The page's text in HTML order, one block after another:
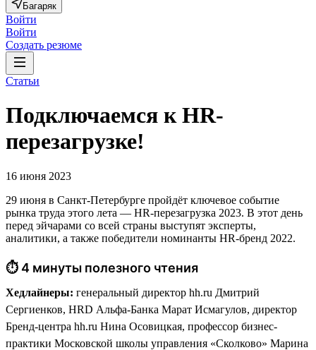
Багаряк
Войти
Войти
Создать резюме
Статьи
Подключаемся к HR-
перезагрузке!
16 июня 2023
29 июня в Санкт-Петербурге пройдёт ключевое событие
рынка труда этого лета — HR-перезагрузка 2023. В этот день
перед эйчарами со всей страны выступят эксперты,
аналитики, а также победители номинанты HR-бренд 2022.
⏱ 4 минуты полезного чтения
Хедлайнеры: генеральный директор hh.ru Дмитрий
Сергиенков, HRD Альфа-Банка Марат Исмагулов, директор
Бренд-центра hh.ru Нина Осовицкая, профессор бизнес-
практики Московской школы управления «Сколково» Марина